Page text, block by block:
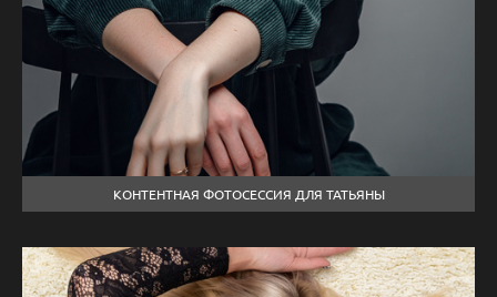
КОНТЕНТНАЯ ФОТОСЕССИЯ ДЛЯ ТАТЬЯНЫ